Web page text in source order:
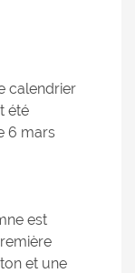
calendrier
été
6 mars
est
et une